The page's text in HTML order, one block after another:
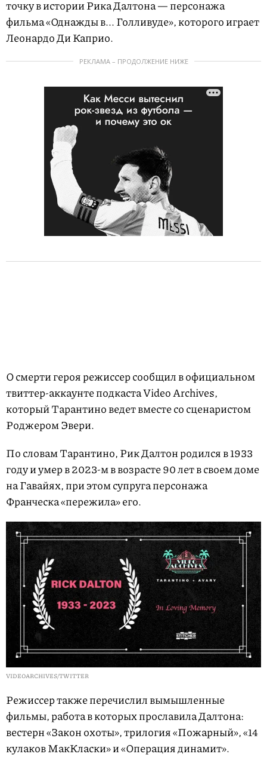
точку в истории Рика Далтона — персонажа
фильма «Однажды в... Голливуде», которого играет
Леонардо Ди Каприо.
РЕКЛАМА – ПРОДОЛЖЕНИЕ НИЖЕ
О смерти героя режиссер сообщил в официальном
твиттер-аккаунте подкаста Video Archives,
который Тарантино ведет вместе со сценаристом
Роджером Эвери.
По словам Тарантино, Рик Далтон родился в 1933
году и умер в 2023-м в возрасте 90 лет в своем доме
на Гавайях, при этом супруга персонажа
Франческа «пережила» его.
VIDEOARCHIVES/TWITTER
Режиссер также перечислил вымышленные
фильмы, работа в которых прославила Далтона:
вестерн «Закон охоты», трилогия «Пожарный», «14
кулаков МакКласки» и «Операция динамит».